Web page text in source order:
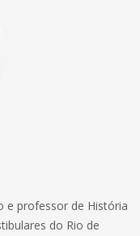
e professor de História
do Rio de